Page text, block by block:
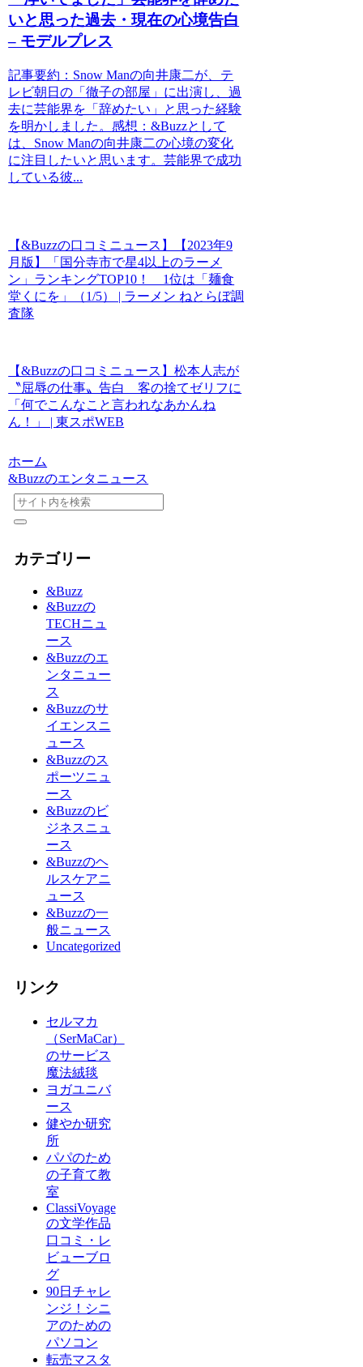
いと思った過去・現在の心境告白
– モデルプレス
記事要約：Snow Manの向井康二が、テ
レビ朝日の「徹子の部屋」に出演し、過
去に芸能界を「辞めたい」と思った経験
を明かしました。感想：&Buzzとして
は、Snow Manの向井康二の心境の変化
に注目したいと思います。芸能界で成功
している彼...
【&Buzzの口コミニュース】【2023年9
月版】「国分寺市で星4以上のラーメ
ン」ランキングTOP10！ 1位は「麺食
堂くにを」（1/5） | ラーメン ねとらぼ調
査隊
【&Buzzの口コミニュース】松本人志が
〝屈辱の仕事〟告白 客の捨てゼリフに
「何でこんなこと言われなあかんね
ん！」 | 東スポWEB
ホーム
&Buzzのエンタニュース
カテゴリー
&Buzz
&Buzzの
TECHニュ
ース
&Buzzのエ
ンタニュー
ス
&Buzzのサ
イエンスニ
ュース
&Buzzのス
ポーツニュ
ース
&Buzzのビ
ジネスニュ
ース
&Buzzのヘ
ルスケアニ
ュース
&Buzzの一
般ニュース
Uncategorized
リンク
セルマカ
（SerMaCar）
のサービス
魔法絨毯
ヨガユニバ
ース
健やか研究
所
パパのため
の子育て教
室
ClassiVoyage
の文学作品
口コミ・レ
ビューブロ
グ
90日チャレ
ンジ！シニ
アのための
パソコン
転売マスタ